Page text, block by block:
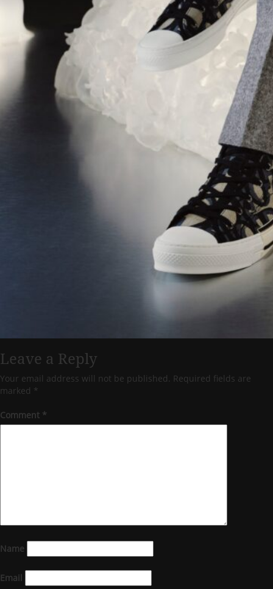
Leave a Reply
Your email address will not be published. Required fields are
marked *
Comment *
Name
Email